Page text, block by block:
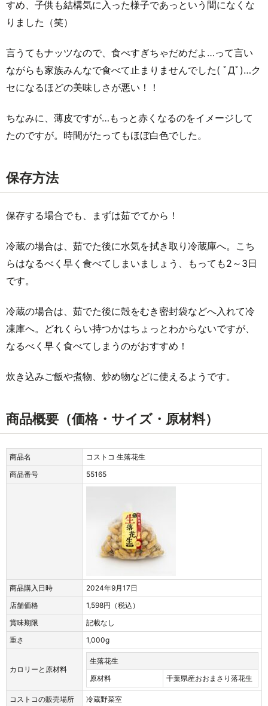
すめ、子供も結構気に入った様子であっという間になくな
りました（笑）
言うてもナッツなので、食べすぎちゃだめだよ…って言い
ながらも家族みんなで食べて止まりませんでした( ﾟДﾟ)…ク
セになるほどの美味しさが悪い！！
ちなみに、薄皮ですが…もっと赤くなるのをイメージして
たのですが。時間がたってもほぼ白色でした。
保存方法
保存する場合でも、まずは茹でてから！
冷蔵の場合は、茹でた後に水気を拭き取り冷蔵庫へ。こち
らはなるべく早く食べてしまいましょう、もっても2～3日
です。
冷蔵の場合は、茹でた後に殻をむき密封袋などへ入れて冷
凍庫へ。どれくらい持つかはちょっとわからないですが、
なるべく早く食べてしまうのがおすすめ！
炊き込みご飯や煮物、炒め物などに使えるようです。
商品概要（価格・サイズ・原材料）
商品名
コストコ 生落花生
商品番号
55165
商品購入日時
2024年9月17日
店舗価格
1,598円（税込）
賞味期限
記載なし
重さ
1,000g
カロリーと原材料
生落花生
原材料
千葉県産おおまさり落花生
コストコの販売場所 冷蔵野菜室